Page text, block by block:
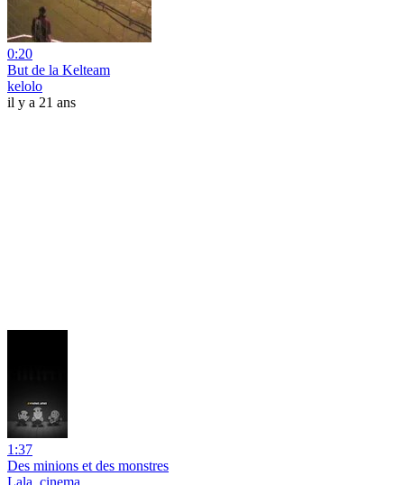
0:20
But de la Kelteam
kelolo
il y a 21 ans
1:37
Des minions et des monstres